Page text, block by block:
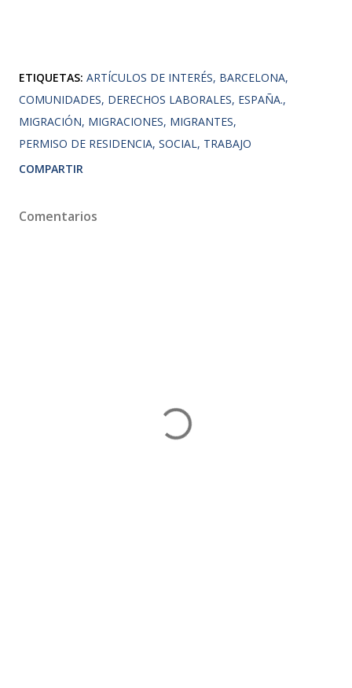
ETIQUETAS: ARTÍCULOS DE INTERÉS BARCELONA
COMUNIDADES DERECHOS LABORALES ESPAÑA.
MIGRACIÓN MIGRACIONES MIGRANTES
PERMISO DE RESIDENCIA SOCIAL
TRABAJO
COMPARTIR
Comentarios